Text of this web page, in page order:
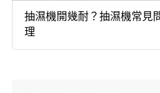
抽濕機開幾耐？抽濕機常見
理